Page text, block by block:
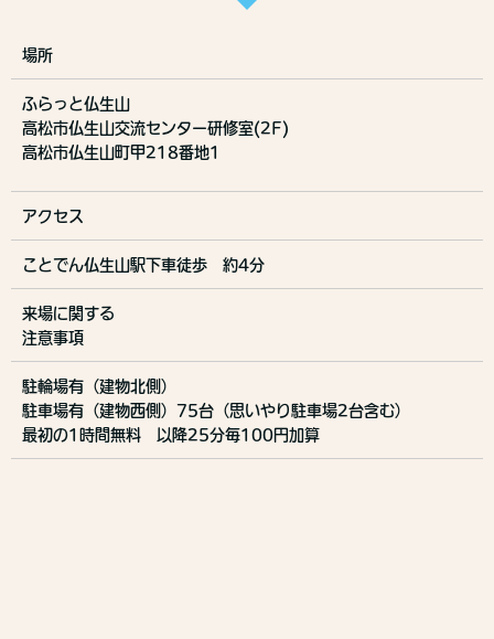
場所
ふらっと仏生山
高松市仏生山交流センター研修室(2F)
高松市仏生山町甲218番地1
アクセス
ことでん仏生山駅下車徒歩 約4分
来場に関する
注意事項
駐輪場有（建物北側）
駐車場有（建物西側）75台（思いやり駐車場2台含む）
最初の1時間無料 以降25分毎100円加算